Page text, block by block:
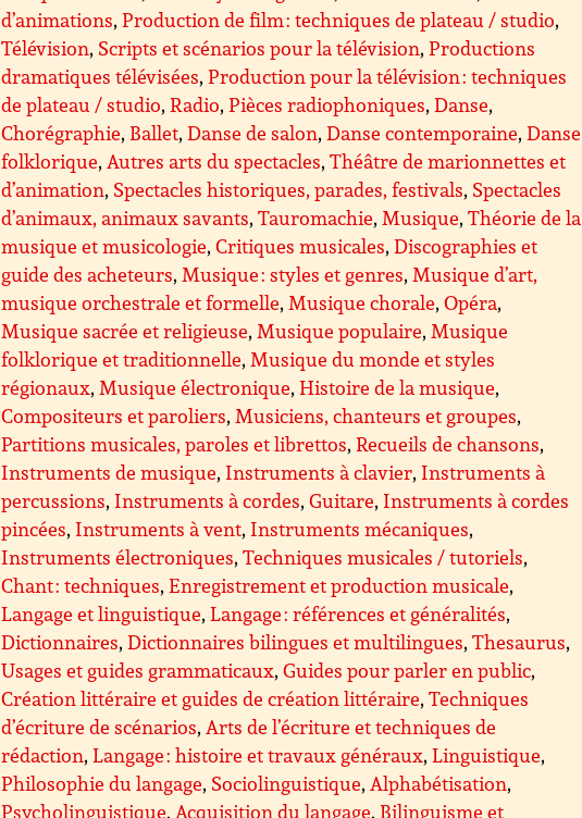
d’animations,Production de film : techniques de plateau / studio,
Télévision, Scripts et scénarios pour la télévision,Productions
dramatiques télévisées,Production pour la télévision : techniques
de plateau / studio,Radio,Pièces radiophoniques,Danse,
Chorégraphie, Ballet,Danse de salon,Danse contemporaine,Danse
folklorique,Autres arts du spectacles,Théâtre de marionnettes et
d’animation, Spectacles historiques, parades, festivals, Spectacles
d’animaux, animaux savants,Tauromachie,Musique,Théorie de la
musique et musicologie,Critiques musicales,Discographies et
guide des acheteurs,Musique : styles et genres,Musique d’art,
musique orchestrale et formelle,Musique chorale,Opéra,
Musique sacrée et religieuse,Musique populaire,Musique
folklorique et traditionnelle,Musique du monde et styles
régionaux,Musique électronique,Histoire de la musique,
Compositeurs et paroliers,Musiciens, chanteurs et groupes,
Partitions musicales, paroles et librettos,Recueils de chansons,
Instruments de musique, Instruments à clavier, Instruments à
percussions, Instruments à cordes,Guitare, Instruments à cordes
pincées, Instruments à vent, Instruments mécaniques,
Instruments électroniques,Techniques musicales / tutoriels,
Chant : techniques,Enregistrement et production musicale,
Langage et linguistique,Langage : références et généralités,
Dictionnaires,Dictionnaires bilingues et multilingues,Thesaurus,
Usages et guides grammaticaux,Guides pour parler en public,
Création littéraire et guides de création littéraire,Techniques
d’écriture de scénarios,Arts de l’écriture et techniques de
rédaction,Langage : histoire et travaux généraux,Linguistique,
Philosophie du langage, Sociolinguistique,Alphabétisation,
Psycholinguistique, Acquisition du langage, Bilinguisme et